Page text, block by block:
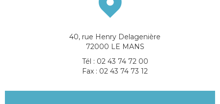
40, rue Henry Delagenière
72000 LE MANS
Tél : 02 43 74 72 00
Fax : 02 43 74 73 12